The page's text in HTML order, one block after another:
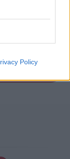
Policy
Ko)